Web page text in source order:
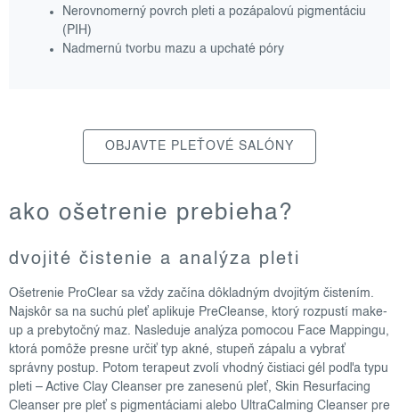
Nerovnomerný povrch pleti a pozápalovú pigmentáciu
(PIH)
Nadmernú tvorbu mazu a upchaté póry
OBJAVTE PLEŤOVÉ SALÓNY
ako ošetrenie prebieha?
dvojité čistenie a analýza pleti
Ošetrenie ProClear sa vždy začína dôkladným dvojitým čistením.
Najskôr sa na suchú pleť aplikuje PreCleanse, ktorý rozpustí make-
up a prebytočný maz. Nasleduje analýza pomocou Face Mappingu,
ktorá pomôže presne určiť typ akné, stupeň zápalu a vybrať
správny postup. Potom terapeut zvolí vhodný čistiaci gél podľa typu
pleti – Active Clay Cleanser pre zanesenú pleť, Skin Resurfacing
Cleanser pre pleť s pigmentáciami alebo UltraCalming Cleanser pre